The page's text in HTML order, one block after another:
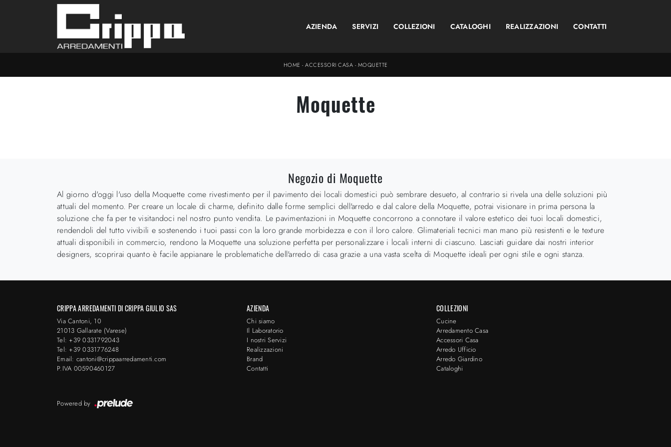
AZIENDA SERVIZI COLLEZIONI CATALOGHI REALIZZAZIONI CONTATTI
HOME -ACCESSORI CASA -MOQUETTE
Moquette
Negozio di Moquette
Al giorno d'oggi l'uso della Moquette come rivestimento per il pavimento dei locali domestici può sembrare desueto, al contrario si rivela una delle soluzioni più
attuali del momento. Per creare un locale di charme, definito dalle forme semplici dell'arredo e dal calore della Moquette, potrai visionare in prima persona la
soluzione che fa per te visitandoci nel nostro punto vendita. Le pavimentazioni in Moquette concorrono a connotare il valore estetico dei tuoi locali domestici,
rendendoli del tutto vivibili e sostenendo i tuoi passi con la loro grande morbidezza e con il loro calore. Glimateriali tecnici man mano più resistenti e le texture
attuali disponibili in commercio, rendono la Moquette una soluzione perfetta per personalizzare i locali interni di ciascuno. Lasciati guidare dai nostri interior
designers, scoprirai quanto è facile appianare le problematiche dell'arredo di casa grazie a una vasta scelta di Moquette ideali per ogni stile e ogni stanza.
CRIPPA ARREDAMENTI DI CRIPPA GIULIO SAS
Via Cantoni, 10
21013 Gallarate (Varese)
Tel: +39 0331792043
Tel: +39 0331776248
Email: cantoni@crippaarredamenti.com
P.IVA 00590460127
AZIENDA
Chi siamo
Il Laboratorio
I nostri Servizi
Realizzazioni
Brand
Contatti
COLLEZIONI
Cucine
Arredamento Casa
Accessori Casa
Arredo Ufficio
Arredo Giardino
Cataloghi
Powered by